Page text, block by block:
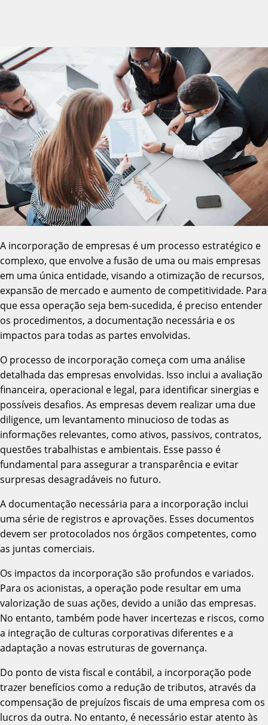
A incorporação de empresas é um processo estratégico e
complexo, que envolve a fusão de uma ou mais empresas
em uma única entidade, visando a otimização de recursos,
expansão de mercado e aumento de competitividade. Para
que essa operação seja bem-sucedida, é preciso entender
os procedimentos, a documentação necessária e os
impactos para todas as partes envolvidas.
O processo de incorporação começa com uma análise
detalhada das empresas envolvidas. Isso inclui a avaliação
financeira, operacional e legal, para identificar sinergias e
possíveis desafios. As empresas devem realizar uma due
diligence, um levantamento minucioso de todas as
informações relevantes, como ativos, passivos, contratos,
questões trabalhistas e ambientais. Esse passo é
fundamental para assegurar a transparência e evitar
surpresas desagradáveis no futuro.
A documentação necessária para a incorporação inclui
uma série de registros e aprovações. Esses documentos
devem ser protocolados nos órgãos competentes, como
as juntas comerciais.
Os impactos da incorporação são profundos e variados.
Para os acionistas, a operação pode resultar em uma
valorização de suas ações, devido a união das empresas.
No entanto, também pode haver incertezas e riscos, como
a integração de culturas corporativas diferentes e a
adaptação a novas estruturas de governança.
Do ponto de vista fiscal e contábil, a incorporação pode
trazer benefícios como a redução de tributos, através da
compensação de prejuízos fiscais de uma empresa com os
lucros da outra. No entanto, é necessário estar atento às